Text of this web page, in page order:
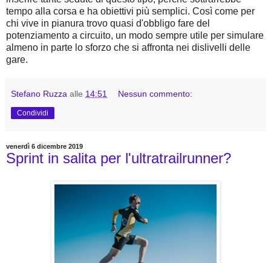
tempo alla corsa e ha obiettivi più semplici. Così come per
chi vive in pianura trovo quasi d'obbligo fare del
potenziamento a circuito, un modo sempre utile per simulare
almeno in parte lo sforzo che si affronta nei dislivelli delle
gare.
Stefano Ruzza alle 14:51 Nessun commento:
Condividi
venerdì 6 dicembre 2019
Sprint in salita per l'ultratrailrunner?